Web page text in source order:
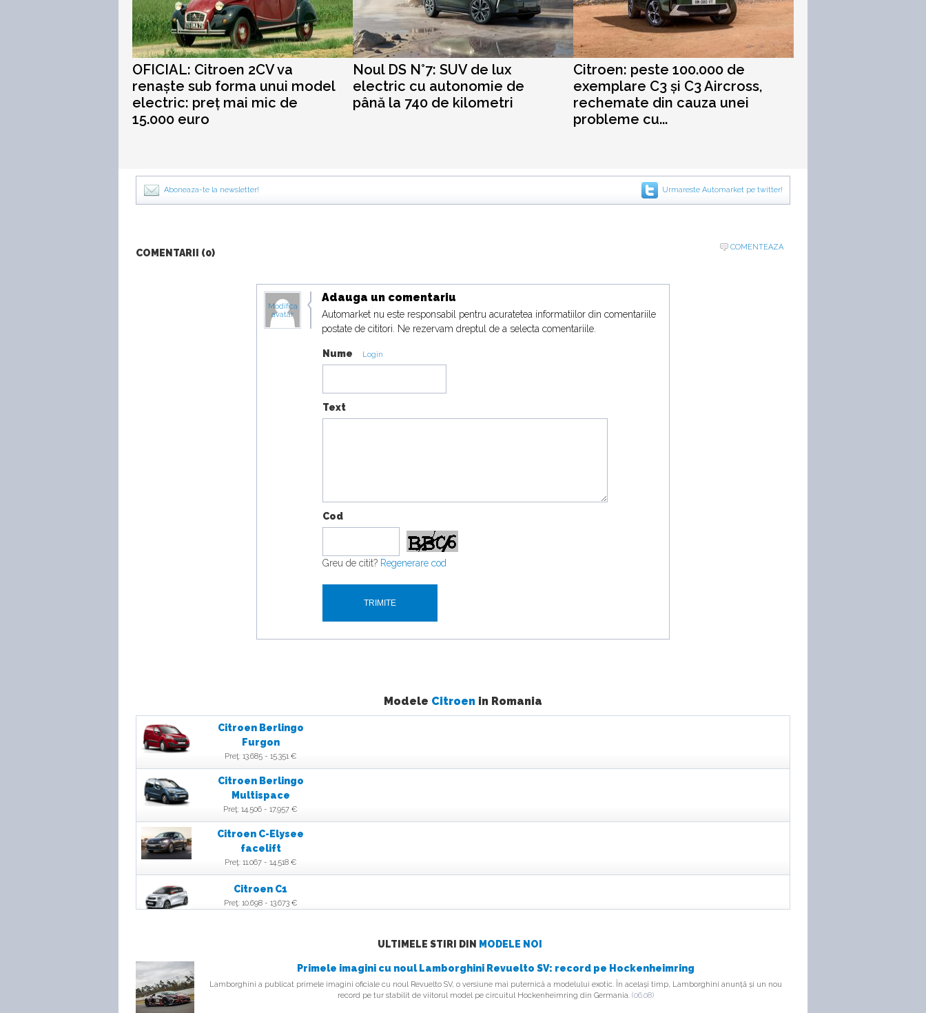
OFICIAL: Citroen 2CV va
renaște sub forma unui model
electric: preț mai mic de
15.000 euro
Noul DS N°7: SUV de lux
electric cu autonomie de
până la 740 de kilometri
Citroen: peste 100.000 de
exemplare C3 și C3 Aircross,
rechemate din cauza unei
probleme cu...
Aboneaza-te la newsletter! Urmareste Automarket pe twitter!
COMENTARII (0)
COMENTEAZA
Modifica
avatar
Adauga un comentariu
Automarket nu este responsabil pentru acuratetea informatiilor din comentariile
postate de cititori. Ne rezervam dreptul de a selecta comentariile.
Nume Login
Text
Cod
Greu de citit? Regenerare cod
Modele Citroen in Romania
Citroen Berlingo
Furgon
Preţ: 13.685 - 15.351 €
Citroen Berlingo
Multispace
Preţ: 14.506 - 17.957 €
Citroen C-Elysee
facelift
Preţ: 11.067 - 14.518 €
Citroen C1
Preţ: 10.698 - 13.673 €
Citroen C3 Aircross
Preţ: 13.500 - 18.400 €
ULTIMELE STIRI DIN MODELE NOI
Primele imagini cu noul Lamborghini Revuelto SV: record pe Hockenheimring
Lamborghini a publicat primele imagini oficiale cu noul Revuelto SV, o versiune mai puternică a modelului exotic. În același timp, Lamborghini anunță și un nou
record pe tur stabilit de viitorul model pe circuitul Hockenheimring din Germania. (06.08)